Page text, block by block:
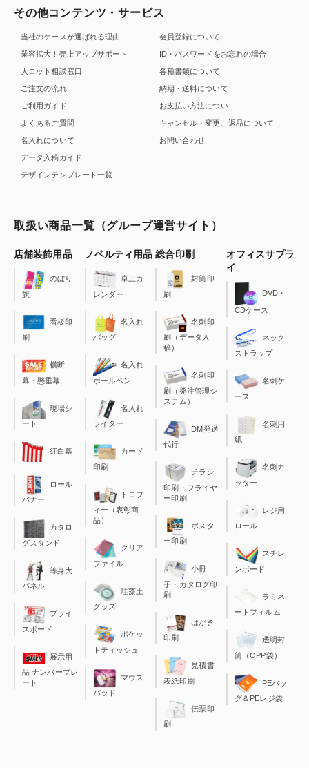
その他コンテンツ・サービス
当社のケースが選ばれる理由
業容拡大！売上アップサポート
大ロット相談窓口
ご注文の流れ
ご利用ガイド
よくあるご質問
名入れについて
データ入稿ガイド
デザインテンプレート一覧
会員登録について
ID・パスワードをお忘れの場合
各種書類について
納期・送料について
お支払い方法につい
キャンセル・変更、返品について
お問い合わせ
取扱い商品一覧（グループ運営サイト）
店舗装飾用品
のぼり
旗
看板印
刷
横断
幕・懸垂幕
現場シ
ート
紅白幕
ロール
バナー
カタロ
グスタンド
等身大
パネル
プライ
スボード
展示用
品 ナンバープレ
ート
ノベルティ用品
卓上カ
レンダー
名入れ
バッグ
名入れ
ボールペン
名入れ
ライター
カード
印刷
トロフ
ィー（表彰商
品）
クリア
ファイル
珪藻土
グッズ
ポケッ
トティッシュ
マウス
パッド
総合印刷
封筒印
刷
名刺印
刷（データ入
稿）
名刺印
刷（発注管理シ
ステム）
DM発送
代行
チラシ
印刷・フライヤ
ー印刷
ポスタ
ー印刷
小冊
子・カタログ印
刷
はがき
印刷
見積書
表紙印刷
伝票印
刷
オフィスサプラ
イ
DVD・
CDケース
ネック
ストラップ
名刺ケ
ース
名刺用
紙
名刺カ
ッター
レジ用
ロール
スチレ
ンボード
ラミネ
ートフィルム
透明封
筒（OPP袋）
PEバッ
グ＆PEレジ袋